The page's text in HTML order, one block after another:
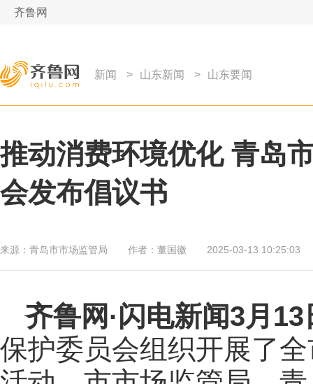
齐鲁网
新闻 > 山东新闻 > 山东要闻
推动消费环境优化 青岛
会发布倡议书
来源： 青岛市市场监管局 作者： 董国徽 2025-03-13 10:25:03
齐鲁网 ·闪电新闻3月13
保护委员会组织开展了